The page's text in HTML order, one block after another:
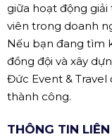
giữa hoạt động
viên trong doanh
Nếu bạn đang tìm
đồng đội và xây
Đức Event &
thành công.
THÔNG TIN LIÊN